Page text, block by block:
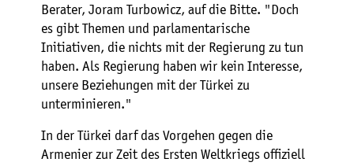
Berater, Joram Turbowicz, auf die Bitte. "Doch
es gibt Themen und parlamentarische
Initiativen, die nichts mit der Regierung zu tun
haben. Als Regierung haben wir kein Interesse,
unsere Beziehungen mit der Türkei zu
unterminieren."
In der Türkei darf das Vorgehen gegen die
Armenier zur Zeit des Ersten Weltkriegs offiziell